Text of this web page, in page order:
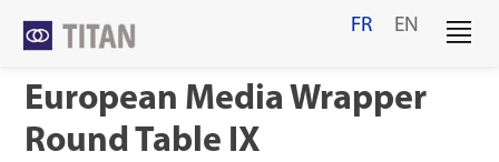
FR EN
European Media Wrapper
Round Table IX